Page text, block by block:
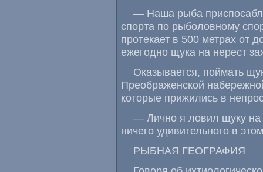
— Наша рыба
спорта по рыболовному
протекает в 500 метрах от
ежегодно щука на нерест
Оказывается, поймать
Преображенской
которые прижились в
— Лично я ловил щуку на
ничего удивительного в
РЫБНАЯ ГЕОГРАФИЯ